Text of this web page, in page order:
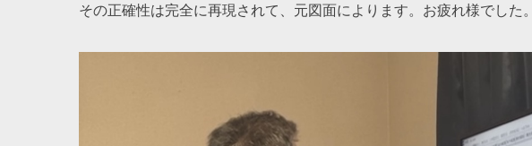
その正確性は完全に再現されて、元図面によります。お疲れ様でした。